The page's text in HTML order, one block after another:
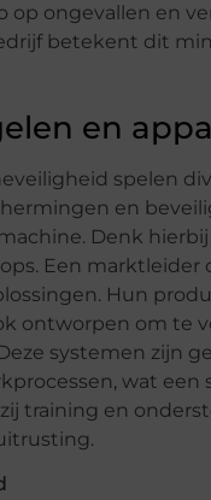
op ongevallen en
betekent dit
en
spelen
en
Denk
Een
Hun
ontworpen om te
systemen zijn
wat
training en